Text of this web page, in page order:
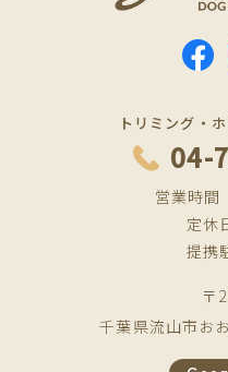
トリミング・
04-
営業時
定休
提携
〒
千葉県流山市お